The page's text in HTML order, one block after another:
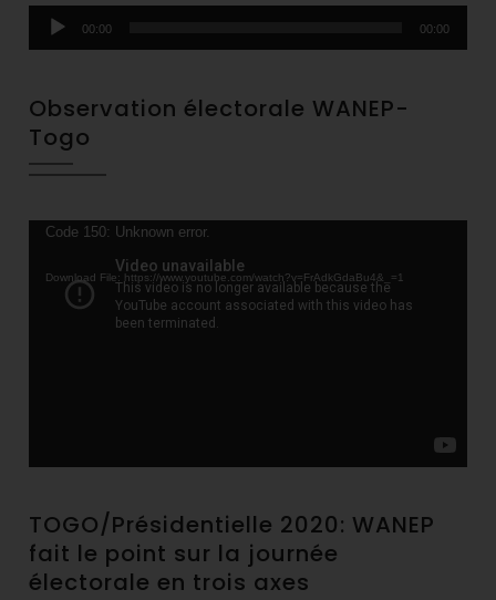
Audio
Player
00:00 00:00
Observation électorale WANEP-
Togo
Video
Code 150: Unknown error.
Download File: https://www.youtube.com/watch?v=FrAdkGdaBu4&_=1
TOGO/Présidentielle 2020: WANEP
fait le point sur la journée
électorale en trois axes